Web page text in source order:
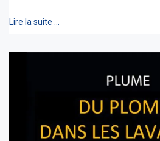
Lire la suite …